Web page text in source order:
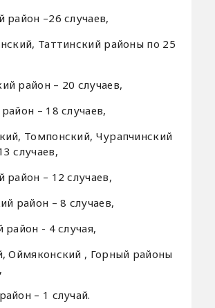
район –26 случаев,
Таттинский районы по 25
район – 20 случаев,
– 18 случаев,
Томпонский, Чурапчинский
случаев,
район – 12 случаев,
район – 8 случаев,
район - 4 случая,
Оймяконский , Горный районы
– 1 случай.